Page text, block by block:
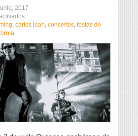
2017
en
Os
o
prato
forte
das
Festas
de
Ourense
, carlos jean, concertos, festas de